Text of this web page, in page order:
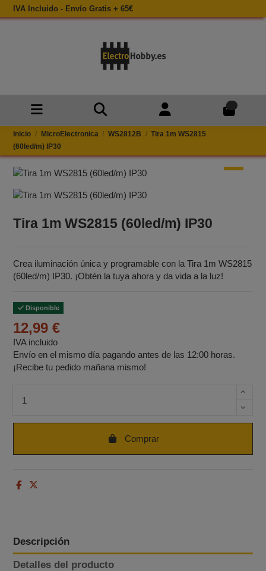
IVA Incluido - Envío Gratis + 65€
Inicio MicroElectronica WS2812B
Tira 1m WS2815
(60led/m) IP30
Tira 1m WS2815 (60led/m) IP30
Crea iluminación única y programable con la Tira 1m WS2815
(60led/m) IP30. ¡Obtén la tuya ahora y da vida a la luz!
Disponible
12,99 €
IVA incluido
Envío en el mismo día pagando antes de las 12:00 horas.
¡Recibe tu pedido mañana mismo!
Comprar
Descripción
Detalles del producto